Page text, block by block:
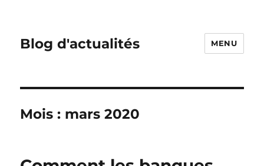
Blog d'actualités MENU
Mois : mars 2020